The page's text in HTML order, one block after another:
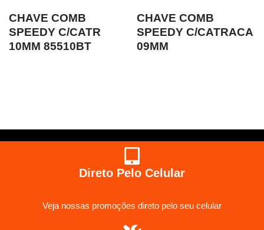
CHAVE COMB
SPEEDY C/CATR
10MM 85510BT
CHAVE COMB
SPEEDY C/CATRACA
09MM
Direto Pelo Celular
Veja nossas promoções direto pelo seu celular